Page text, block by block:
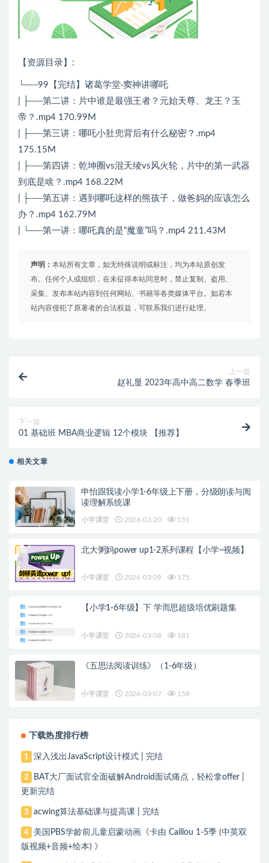
【资源目录】:
└──99【完结】诸葛学堂·窦神讲哪吒
| ├──第二讲：片中谁是最强王者？元始天尊、龙王？玉
帝？.mp4 170.99M
| ├──第三讲：哪吒小肚兜背后有什么秘密？.mp4
175.15M
| ├──第四讲：乾坤圈vs混天绫vs风火轮，片中的第一武器
到底是啥？.mp4 168.22M
| ├──第五讲：遇到哪吒这样的熊孩子，做爸妈的应该怎么
办？.mp4 162.79M
| └──第一讲：哪吒真的是“魔童”吗？.mp4 211.43M
声明： 本站所有文章，如无特殊说明或标注，均为本站原创发
布。任何个人或组织，在未征得本站同意时，禁止复制、盗用、
采集、发布本站内容到任何网站、书籍等各类媒体平台。如若本
站内容侵犯了原著者的合法权益，可联系我们进行处理。
上一篇
赵礼显 2023年高中高二数学 春季班
下一篇
01 基础班 MBA商业逻辑 12个模块 【推荐】
相关文章
申怡跟我读小学1-6年级上下册，分级朗读与阅
读理解系统课
小学课堂 2026-03-20 151
北大粥妈power up1-2系列课程【小学~视频】
小学课堂 2026-03-09 175
【小学1-6年级】下 学而思超级培优刷题集
小学课堂 2026-03-08 181
《五思法阅读训练》（1-6年级）
小学课堂 2026-03-07 158
下载热度排行榜
1 深入浅出JavaScript设计模式 | 完结
2
BAT大厂面试官全面破解Android面试痛点，轻松拿offer |
更新完结
3 acwing算法基础课与提高课 | 完结
4
美国PBS学龄前儿童启蒙动画《卡由 Caillou 1-5季 (中英双
版视频+音频+绘本) 》